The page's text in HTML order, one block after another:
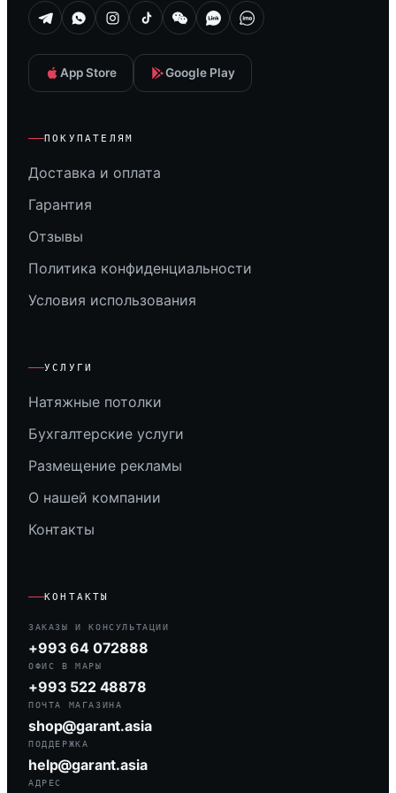
App Store Google Play
ПОКУПАТЕЛЯМ
Доставка и оплата
Гарантия
Отзывы
Политика конфиденциальности
Условия использования
УСЛУГИ
Натяжные потолки
Бухгалтерские услуги
Размещение рекламы
О нашей компании
Контакты
КОНТАКТЫ
ЗАКАЗЫ И КОНСУЛЬТАЦИИ
+993 64 072888
ОФИС В МАРЫ
+993 522 48878
ПОЧТА МАГАЗИНА
shop@garant.asia
ПОДДЕРЖКА
help@garant.asia
АДРЕС